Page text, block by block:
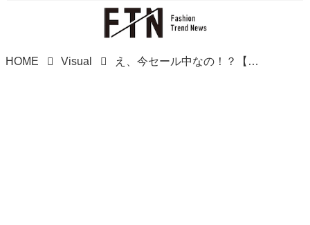
HOME Visual え、今セール中なの！？【グローバルワーク】旬なのに、値下げ中の「ボーダーロンT」は買いでしょ！